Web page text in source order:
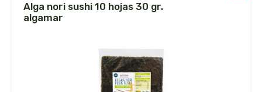
alga nori sushi 10 hojas 30 gr.
algamar
jalea de luz